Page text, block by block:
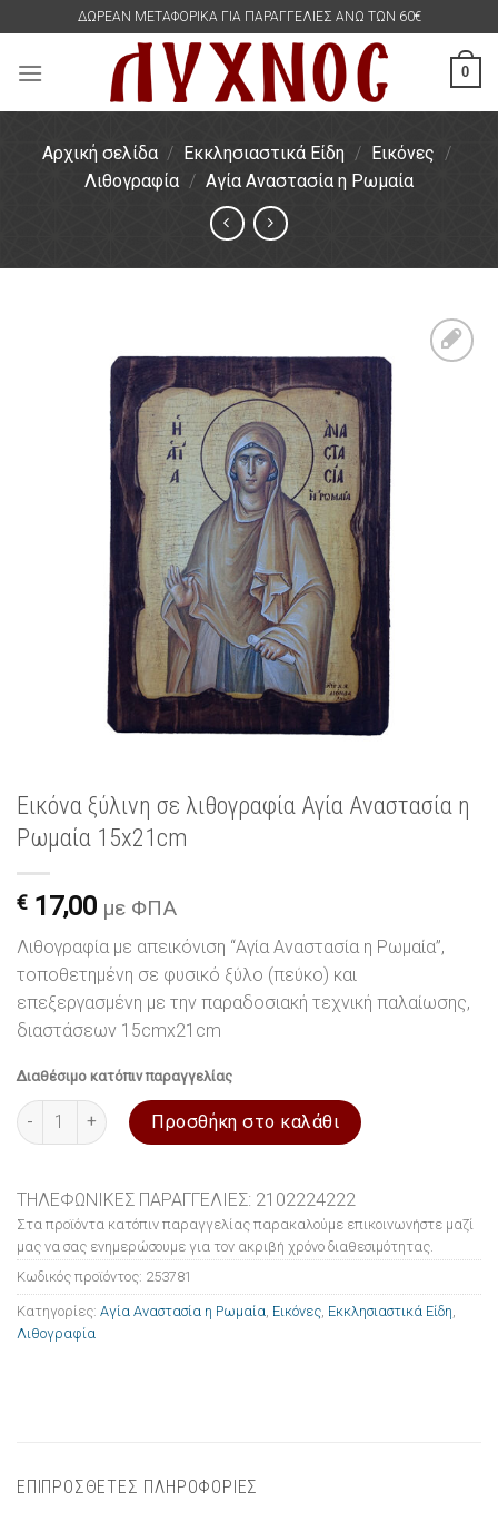
content
ΔΩΡΕΑΝ ΜΕΤΑΦΟΡΙΚΑ ΓΙΑ ΠΑΡΑΓΓΕΛΙΕΣ ΑΝΩ ΤΩΝ 60€
0
Αρχική σελίδα / Εκκλησιαστικά Είδη / Εικόνες /
Λιθογραφία / Αγία Αναστασία η Ρωμαία
Εικόνα ξύλινη σε λιθογραφία Αγία Αναστασία η
Ρωμαία 15x21cm
€ 17,00 με ΦΠΑ
Λιθογραφία με απεικόνιση “Αγία Αναστασία η Ρωμαία”,
τοποθετημένη σε φυσικό ξύλο (πεύκο) και
επεξεργασμένη με την παραδοσιακή τεχνική παλαίωσης,
διαστάσεων 15cmx21cm
Διαθέσιμο κατόπιν παραγγελίας
Εικόνα ξύλινη σε λιθογραφία Αγία Αναστασία η Ρωμαία
Προσθήκη στο καλάθι
ΤΗΛΕΦΩΝΙΚΕΣ ΠΑΡΑΓΓΕΛΙΕΣ: 2102224222
Στα προϊόντα κατόπιν παραγγελίας παρακαλούμε επικοινωνήστε μαζί
μας να σας ενημερώσουμε για τον ακριβή χρόνο διαθεσιμότητας.
Κωδικός προϊόντος: 253781
Κατηγορίες: Αγία Αναστασία η Ρωμαία Εικόνες Εκκλησιαστικά Είδη
Λιθογραφία
ΕΠΙΠΡΟΣΘΕΤΕΣ ΠΛΗΡΟΦΟΡΙΕΣ